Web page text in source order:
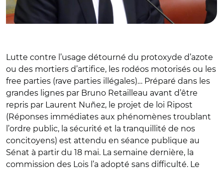
Lutte contre l’usage détourné du protoxyde d’azote
ou des mortiers d’artifice, les rodéos motorisés ou les
free parties (rave parties illégales)… Préparé dans les
grandes lignes par Bruno Retailleau avant d’être
repris par Laurent Nuñez, le projet de loi Ripost
(Réponses immédiates aux phénomènes troublant
l’ordre public, la sécurité et la tranquillité de nos
concitoyens) est attendu en séance publique au
Sénat à partir du 18 mai. La semaine dernière, la
commission des Lois l’a adopté sans difficulté. Le